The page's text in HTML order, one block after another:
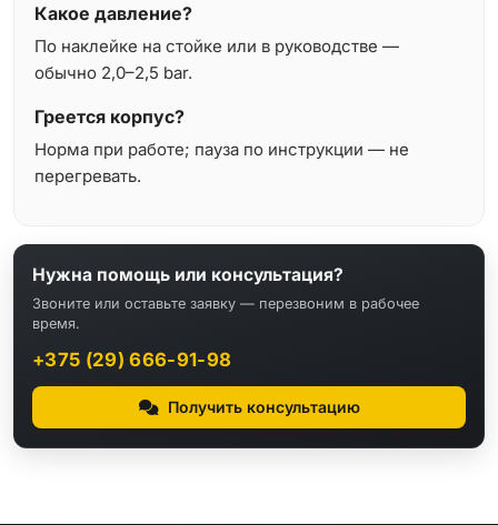
Какое давление?
По наклейке на стойке или в руководстве —
обычно 2,0–2,5 bar.
Греется корпус?
Норма при работе; пауза по инструкции — не
перегревать.
Нужна помощь или консультация?
Звоните или оставьте заявку — перезвоним в рабочее
время.
+375 (29) 666-91-98
Получить консультацию